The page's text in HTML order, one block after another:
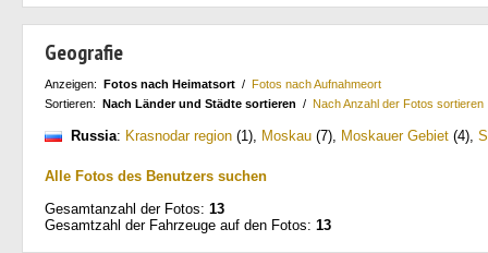
Geografie
Anzeigen: Fotos nach Heimatsort / Fotos nach Aufnahmeort
Sortieren: Nach Länder und Städte sortieren / Nach Anzahl der Fotos sortieren
Russia: Krasnodar region (1), Moskau (7), Moskauer Gebiet (4),
Alle Fotos des Benutzers suchen
Gesamtanzahl der Fotos: 13
Gesamtzahl der Fahrzeuge auf den Fotos: 13